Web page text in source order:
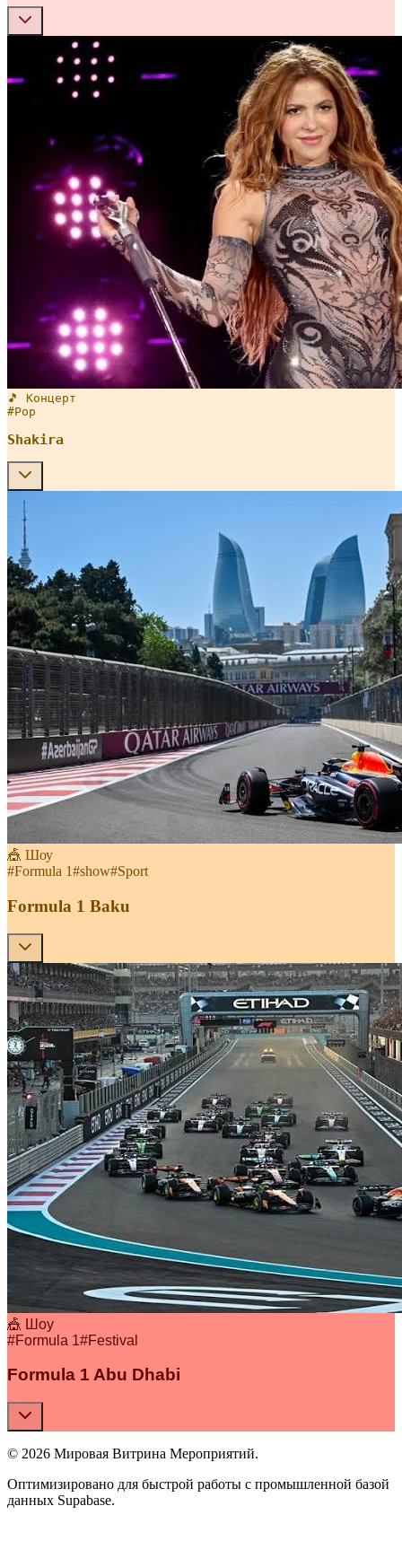
🎵 Концерт
#Pop
Shakira
🎪 Шоу
#Formula 1#show#Sport
Formula 1 Baku
🎪 Шоу
#Formula 1#Festival
Formula 1 Abu Dhabi
© 2026 Мировая Витрина Мероприятий.
Оптимизировано для быстрой работы с промышленной базой
данных Supabase.